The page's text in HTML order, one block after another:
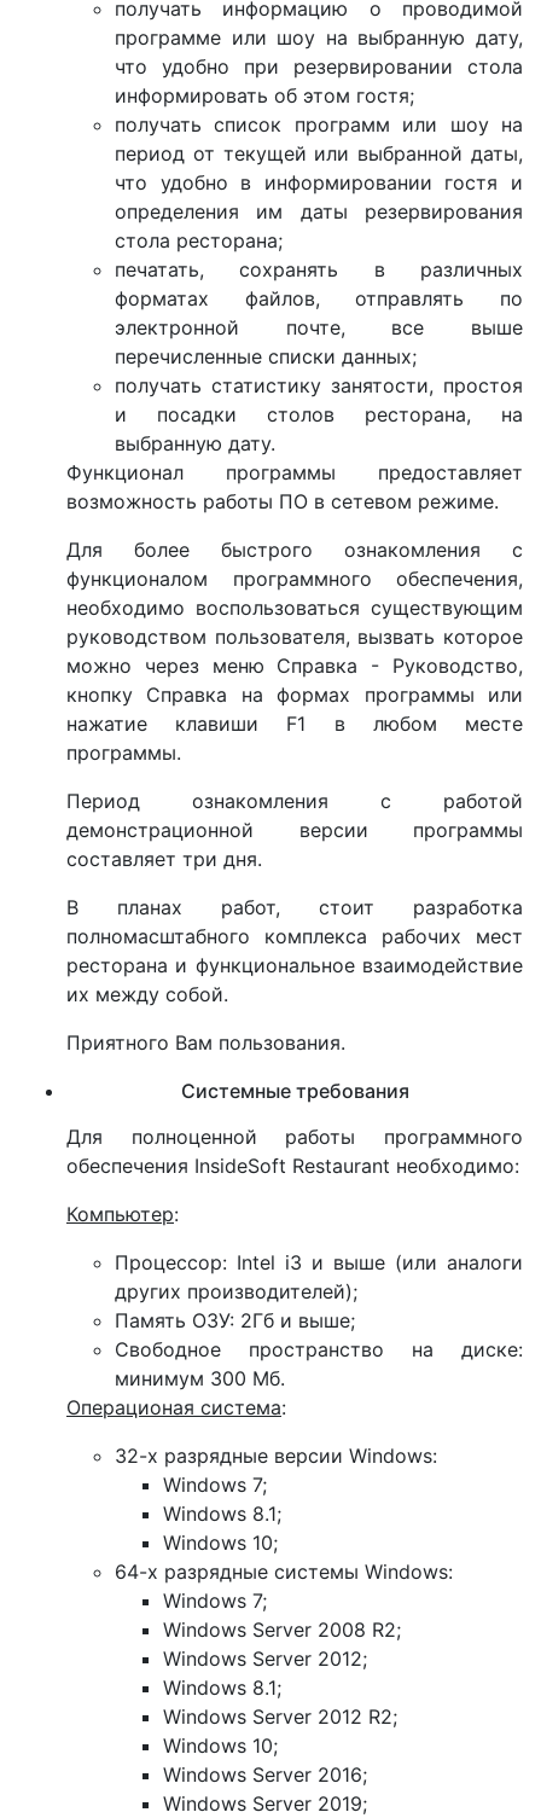
получать информацию о проводимой
программе или шоу на выбранную дату,
что удобно при резервировании стола
информировать об этом гостя;
получать список программ или шоу на
период от текущей или выбранной даты,
что удобно в информировании гостя и
определения им даты резервирования
стола ресторана;
печатать, сохранять в различных
форматах файлов, отправлять по
электронной почте, все выше
перечисленные списки данных;
получать статистику занятости, простоя
и посадки столов ресторана, на
выбранную дату.
Функционал программы предоставляет
возможность работы ПО в сетевом режиме.
Для более быстрого ознакомления с
функционалом программного обеспечения,
необходимо воспользоваться существующим
руководством пользователя, вызвать которое
можно через меню Справка - Руководство,
кнопку Справка на формах программы или
нажатие клавиши F1 в любом месте
программы.
Период ознакомления с работой
демонстрационной версии программы
составляет три дня.
В планах работ, стоит разработка
полномасштабного комплекса рабочих мест
ресторана и функциональное взаимодействие
их между собой.
Приятного Вам пользования.
Системные требования
Для полноценной работы программного
обеспечения InsideSoft Restaurant необходимо:
Компьютер:
Процессор: Intel i3 и выше (или аналоги
других производителей);
Память ОЗУ: 2Гб и выше;
Свободное пространство на диске:
минимум 300 Мб.
Операционая система:
32-х разрядные версии Windows:
Windows 7;
Windows 8.1;
Windows 10;
64-х разрядные системы Windows:
Windows 7;
Windows Server 2008 R2;
Windows Server 2012;
Windows 8.1;
Windows Server 2012 R2;
Windows 10;
Windows Server 2016;
Windows Server 2019;